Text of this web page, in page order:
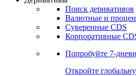
Откройте
Получить доступ
Деривативы
Валютные и
Корпоративные